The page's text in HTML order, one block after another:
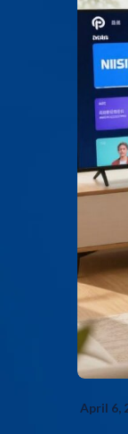
April 6,